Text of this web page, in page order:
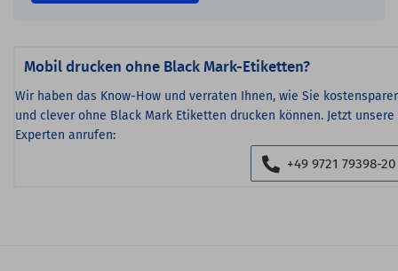
Mobil drucken ohne Black Mark-Etiketten?
Wir haben das Know-How und verraten Ihnen, wie Sie
und clever ohne Black Mark Etiketten drucken können. Jetzt unsere
Experten anrufen:
+49 9721 79398-20